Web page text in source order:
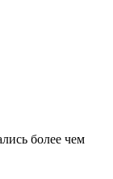
более чем